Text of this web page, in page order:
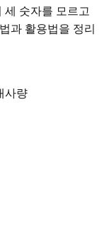
세 숫자를 모르고
과 활용법을 정리
사량